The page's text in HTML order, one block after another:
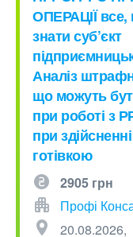
ОПЕРАЦІЇ
знати суб’єкт
Аналіз
що можуть
при роботі з
при
готівкою
2905 грн
Профі
20.08.2026